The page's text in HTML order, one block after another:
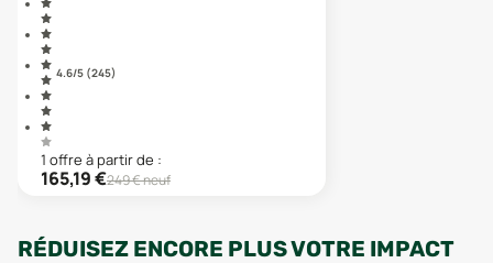
4.6/5 (245)
1 offre à partir de :
165,19€249€ neuf
RÉDUISEZ ENCORE PLUS VOTRE IMPACT